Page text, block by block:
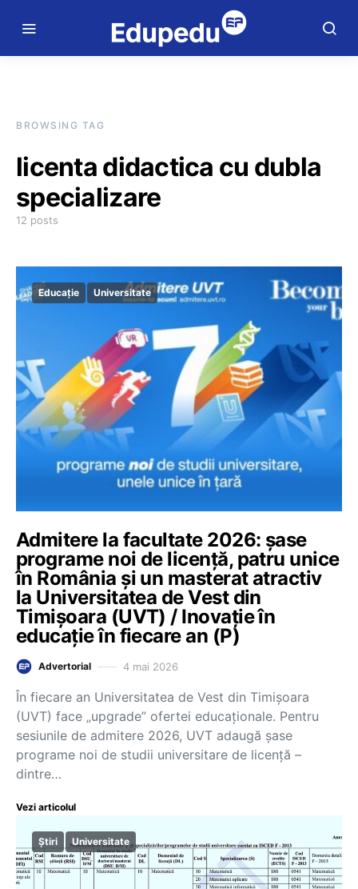
BROWSING TAG
licenta didactica cu dubla
specializare
12 posts
Educație Universitate
Admitere la facultate 2026: șase
programe noi de licență, patru unice
în România și un masterat atractiv
la Universitatea de Vest din
Timișoara (UVT) / Inovație în
educație în fiecare an (P)
Advertorial 4 mai 2026
În fiecare an Universitatea de Vest din Timișoara
(UVT) face „upgrade” ofertei educaționale. Pentru
sesiunile de admitere 2026, UVT adaugă șase
programe noi de studii universitare de licență –
dintre…
Vezi articolul
Știri Universitate